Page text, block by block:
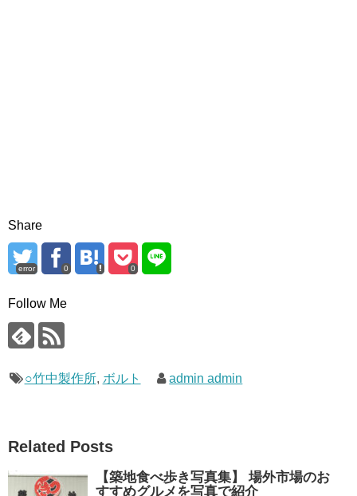
Share
error 0 0
Follow Me
○竹中製作所, ボルト admin admin
Related Posts
【築地食べ歩き写真集】 場外市場のお
すすめグルメを写真で紹介